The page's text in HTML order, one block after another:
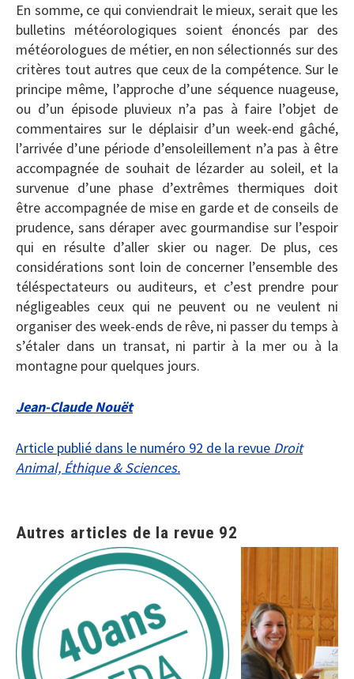
En somme, ce qui conviendrait le mieux, serait que les
bulletins météorologiques soient énoncés par des
météorologues de métier, en non sélectionnés sur des
critères tout autres que ceux de la compétence. Sur le
principe même, l’approche d’une séquence nuageuse,
ou d’un épisode pluvieux n’a pas à faire l’objet de
commentaires sur le déplaisir d’un week-end gâché,
l’arrivée d’une période d’ensoleillement n’a pas à être
accompagnée de souhait de lézarder au soleil, et la
survenue d’une phase d’extrêmes thermiques doit
être accompagnée de mise en garde et de conseils de
prudence, sans déraper avec gourmandise sur l’espoir
qui en résulte d’aller skier ou nager. De plus, ces
considérations sont loin de concerner l’ensemble des
téléspectateurs ou auditeurs, et c’est prendre pour
négligeables ceux qui ne peuvent ou ne veulent ni
organiser des week-ends de rêve, ni passer du temps à
s’étaler dans un transat, ni partir à la mer ou à la
montagne pour quelques jours.
Jean-Claude Nouët
Article publié dans le numéro 92 de la revue Droit
Animal, Éthique & Sciences.
Autres articles de la revue 92